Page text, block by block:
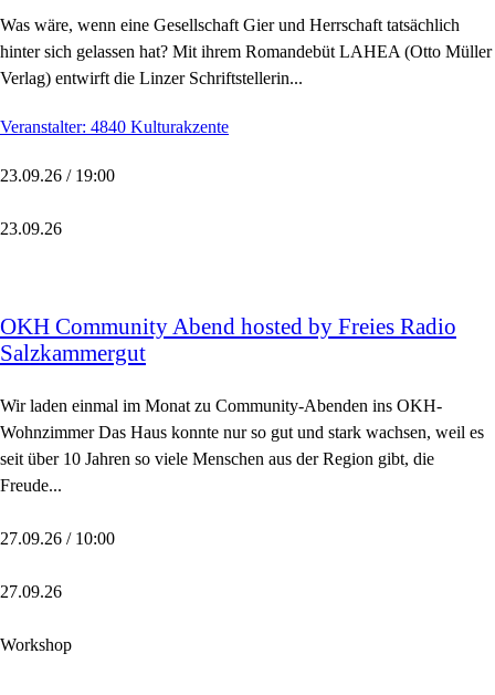
Was wäre, wenn eine Gesellschaft Gier und Herrschaft tatsächlich
hinter sich gelassen hat? Mit ihrem Romandebüt LAHEA (Otto Müller
Verlag) entwirft die Linzer Schriftstellerin...
Veranstalter: 4840 Kulturakzente
23.09.26 / 19:00
23.09.26
OKH Community Abend hosted by Freies Radio
Salzkammergut
Wir laden einmal im Monat zu Community-Abenden ins OKH-
Wohnzimmer Das Haus konnte nur so gut und stark wachsen, weil es
seit über 10 Jahren so viele Menschen aus der Region gibt, die
Freude...
27.09.26 / 10:00
27.09.26
Workshop